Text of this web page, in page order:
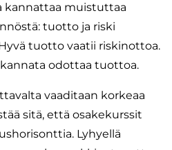
kannattaa muistuttaa
tuotto ja riski
tuotto vaatii riskinottoa.
odottaa tuottoa.
vaaditaan korkeaa
sitä, että osakekurssit
Lyhyellä